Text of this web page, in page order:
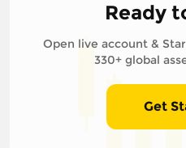
Ready
Open live account &
330+ global
Get